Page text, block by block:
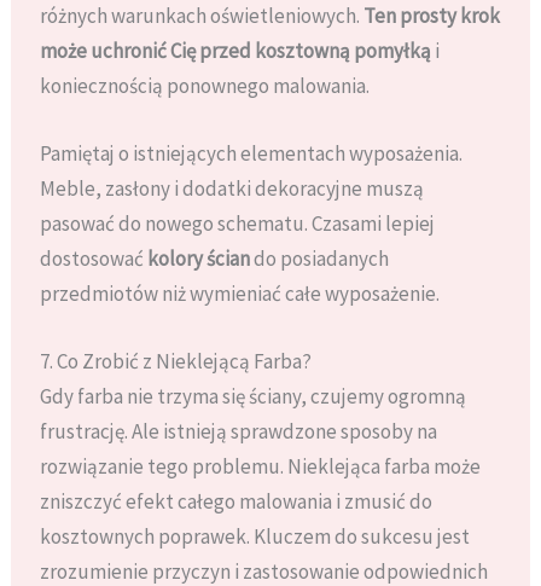
różnych warunkach oświetleniowych. Ten prosty krok
może uchronić Cię przed kosztowną pomyłką i
koniecznością ponownego malowania.
Pamiętaj o istniejących elementach wyposażenia.
Meble, zasłony i dodatki dekoracyjne muszą
pasować do nowego schematu. Czasami lepiej
dostosować kolory ściando posiadanych
przedmiotów niż wymieniać całe wyposażenie.
7. Co Zrobić z Nieklejącą Farba?
Gdy farba nie trzyma się ściany, czujemy ogromną
frustrację. Ale istnieją sprawdzone sposoby na
rozwiązanie tego problemu. Nieklejąca farba może
zniszczyć efekt całego malowania i zmusić do
kosztownych poprawek. Kluczem do sukcesu jest
zrozumienie przyczyn i zastosowanie odpowiednich